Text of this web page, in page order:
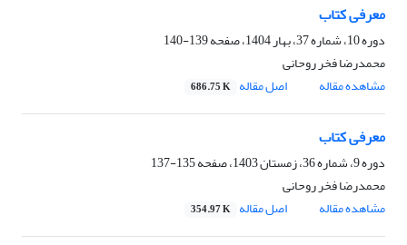
معرفی کتاب
دوره 10، شماره 37، بهار 1404، صفحه
139-140
محمدرضا فخر روحانی
مشاهده مقاله
اصل مقاله 686.75 K
معرفی کتاب
دوره 9، شماره 36، زمستان 1403، صفحه
135-137
محمدرضا فخر روحانی
مشاهده مقاله
اصل مقاله 354.97 K